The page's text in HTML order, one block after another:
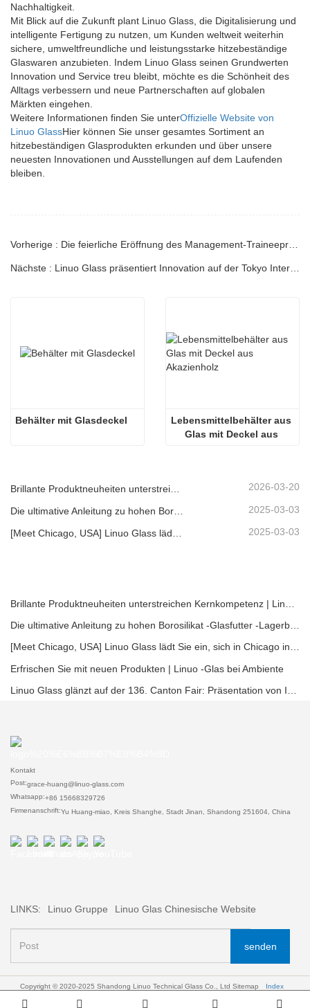
Nachhaltigkeit.
Mit Blick auf die Zukunft plant Linuo Glass, die Digitalisierung und
intelligente Fertigung zu nutzen, um Kunden weltweit weiterhin
sichere, umweltfreundliche und leistungsstarke hitzebeständige
Glaswaren anzubieten. Indem Linuo Glass seinen Grundwerten
Innovation und Service treu bleibt, möchte es die Schönheit des
Alltags verbessern und neue Partnerschaften auf globalen
Märkten eingehen.
Weitere Informationen finden Sie unterOffizielle Website von
Linuo GlassHier können Sie unser gesamtes Sortiment an
hitzebeständigen Glasprodukten erkunden und über unsere
neuesten Innovationen und Ausstellungen auf dem Laufenden
bleiben.
Vorherige : Die feierliche Eröffnung des Management-Traineeprogramms der zweiten Phase 2024 von LINUO Glass
Nächste : Linuo Glass präsentiert Innovation auf der Tokyo International Gift and Consumer Goods Expo 2024
Behälter mit Glasdeckel
Lebensmittelbehälter aus
Glas mit Deckel aus
2026-03-20
2025-03-03
[Meet Chicago, USA] Linuo Glass lädt Sie ein, sich in Chicago inspirierte Heimshow zu versammeln! 2025-03-03
[Meet Chicago, USA] Linuo Glass lädt Sie ein, sich in Chicago inspirierte Heimshow zu versammeln!
Erfrischen Sie mit neuen Produkten | Linuo -Glas bei Ambiente
Kontakt
Post:grace-huang@linuo-glass.com
Whatsapp:+86 15668329726
Firmenanschrift:Yu Huang-miao, Kreis Shanghe, Stadt Jinan, Shandong 251604, China
LINKS: Linuo Gruppe Linuo Glas Chinesische Website
senden
Copyright © 2020-2025 Shandong Linuo Technical Glass Co., Ltd Sitemap Index